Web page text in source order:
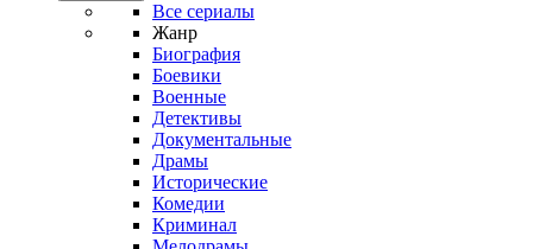
Все сериалы
Жанр
Биография
Боевики
Военные
Детективы
Документальные
Драмы
Исторические
Комедии
Криминал